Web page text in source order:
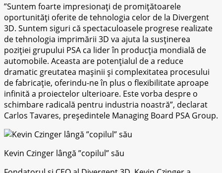
”Suntem foarte impresionați de promițătoarele
oportunități oferite de tehnologia celor de la Divergent
3D. Suntem siguri că spectaculoasele progrese realizate
de tehnologia imprimării 3D va ajuta la susținerea
poziției grupului PSA ca lider în producția mondială de
automobile. Aceasta are potențialul de a reduce
dramatic greutatea mașinii și complexitatea procesului
de fabricație, oferindu-ne în plus o flexibilitate aproape
infinită a proiectelor ulterioare. Este vorba despre o
schimbare radicală pentru industria noastră”, declarat
Carlos Tavares, președintele Managing Board PSA Group.
Kevin Czinger lângă ”copilul” său